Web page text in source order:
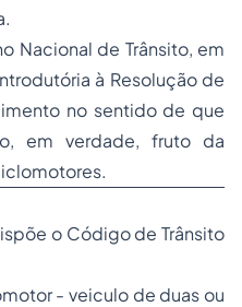
Nacional de Trânsito, em
à Resolução de
no sentido de que
em verdade, fruto da
o Código de Trânsito
- veiculo de duas ou